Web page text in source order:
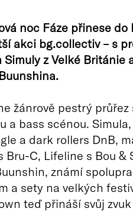
noc Fáze přinese
akci bg.collectiv – s
z Velké Británie
žánrově pestrý průřez
a bass scénou.
a dark rollers DnB,
Bru-C, Lifeline s Bou &
známí
a sety na velkých
teď přináší svůj